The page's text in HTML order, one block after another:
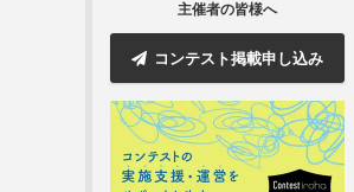
主催者の皆様へ
コンテスト掲載申し込み